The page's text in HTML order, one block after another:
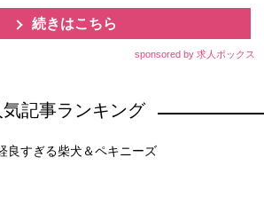
続きはこちら
sponsored by 求人ボックス
気記事ランキング
良すぎる柴犬＆ペキニーズ